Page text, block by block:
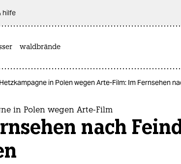
hilfe
waldbrände
Hetzkampagne in Polen wegen Arte-Film: Im Fernsehen
in Polen wegen Arte-Film
nach